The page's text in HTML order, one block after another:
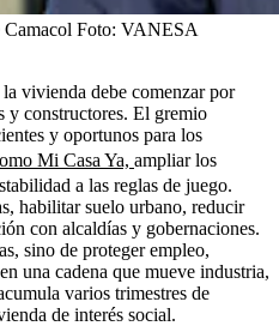
Foto: VANESA
vivienda debe comenzar por
y constructores. El gremio
y oportunos para los
Mi Casa Ya, ampliar los
a las reglas de juego.
habilitar suelo urbano, reducir
con alcaldías y gobernaciones.
sino de proteger empleo,
una cadena que mueve industria,
varios trimestres de
de interés social.